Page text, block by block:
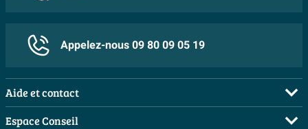
Appelez-nous 09 80 09 05 19
Aide et contact
FAQ
Espace Conseil